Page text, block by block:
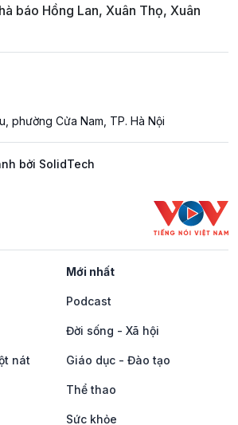
báo Hồng Lan, Xuân Thọ, Xuân
phường Cửa Nam, TP. Hà Nội
bởi SolidTech
Mới nhất
Podcast
Đời sống - Xã hội
nát Giáo dục - Đào tạo
Thể thao
Sức khỏe